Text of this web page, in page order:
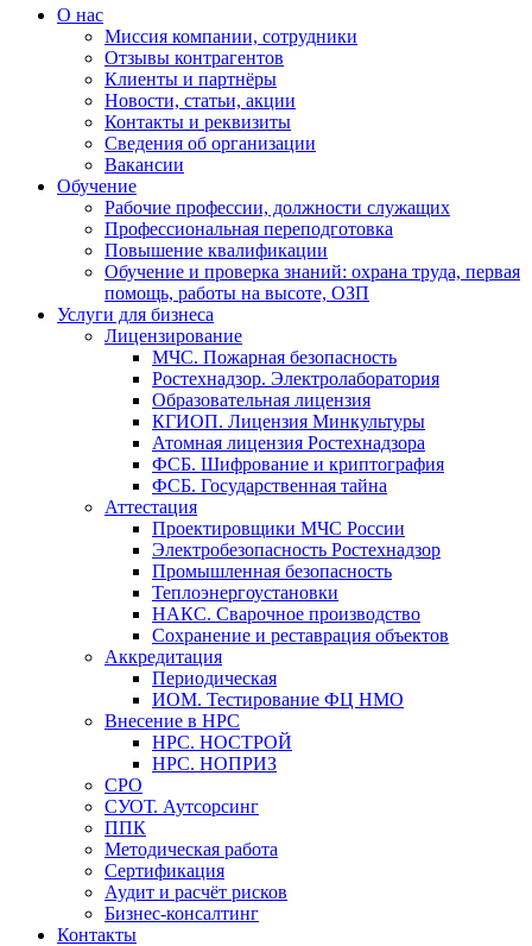
О нас
Миссия компании, сотрудники
Отзывы контрагентов
Клиенты и партнёры
Новости, статьи, акции
Контакты и реквизиты
Сведения об организации
Вакансии
Обучение
Рабочие профессии, должности служащих
Профессиональная переподготовка
Повышение квалификации
Обучение и проверка знаний: охрана труда, первая
помощь, работы на высоте, ОЗП
Услуги для бизнеса
Лицензирование
МЧС. Пожарная безопасность
Ростехнадзор. Электролаборатория
Образовательная лицензия
КГИОП. Лицензия Минкультуры
Атомная лицензия Ростехнадзора
ФСБ. Шифрование и криптография
ФСБ. Государственная тайна
Аттестация
Проектировщики МЧС России
Электробезопасность Ростехнадзор
Промышленная безопасность
Теплоэнергоустановки
НАКС. Сварочное производство
Сохранение и реставрация объектов
Аккредитация
Периодическая
ИОМ. Тестирование ФЦ НМО
Внесение в НРС
НРС. НОСТРОЙ
НРС. НОПРИЗ
СРО
СУОТ. Аутсорсинг
ППК
Методическая работа
Сертификация
Аудит и расчёт рисков
Бизнес-консалтинг
Контакты